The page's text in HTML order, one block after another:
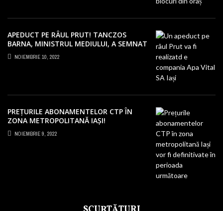
APEDUCT PE RÂUL PRUT! TANCZOS
BARNA, MINISTRUL MEDIULUI, A SEMNAT
PROIECTUL LA IAȘI!
NOIEMBRIE 10, 2022
PREȚURILE ABONAMENTELOR CTP ÎN
ZONA METROPOLITANĂ IAȘI!
NEMULȚUMIRI PENTRU SUMELE URIAȘE
CERUTE PE BILETE
NOIEMBRIE 9, 2022